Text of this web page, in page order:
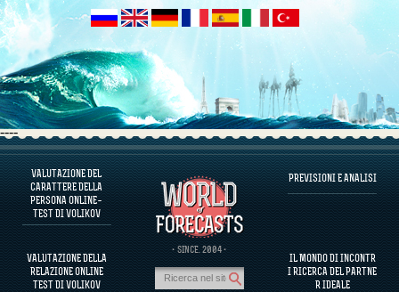
----
VALUTAZIONE DEL
CARATTERE DELLA
PERSONA ONLINE–
TEST DI VOLIKOV
VALUTAZIONE DELLA
RELAZIONE ONLINE
TEST DI VOLIKOV
· SINCE. 2004 ·
PREVISIONI E ANALISI
IL MONDO DI INCONTR
I RICERCA DEL PARTNE
R IDEALE
INFORMAZIONI SUL PROGRAMMA
VALUTARE IL CARATTERE DELLA PERSONA
VALUTAZIONE DEL CARATTERE DI PERSONAGGI FAMOSI
INFORMAZIONI SUL PROGRAMMA
VALUTARE LA COMPATIBILITÀ DEI PARTNER
PREVISIONI E ANALISI